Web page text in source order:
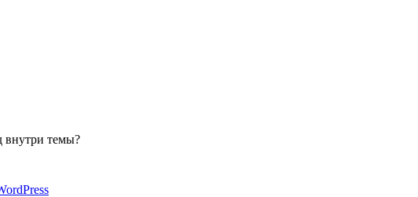
внутри темы?